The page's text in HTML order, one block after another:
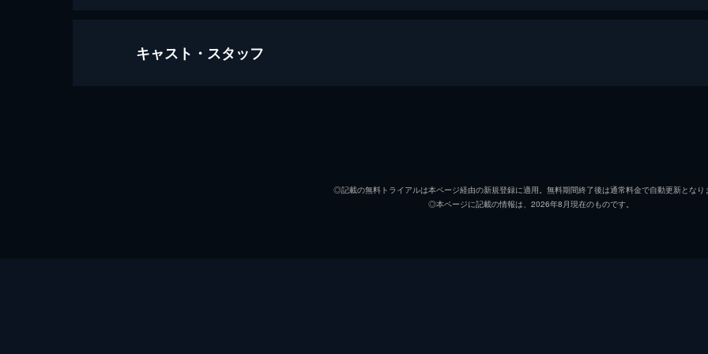
1945 イッター城の戦い
キャスト・スタッフ
スターシャ・ニコリッチ
◎記載の無料トライアルは本ページ経由の新規登録に適用。無料期間終了後は通常料金で自動更新となり
◎本ページに記載の情報は、2026年8月現在のものです。